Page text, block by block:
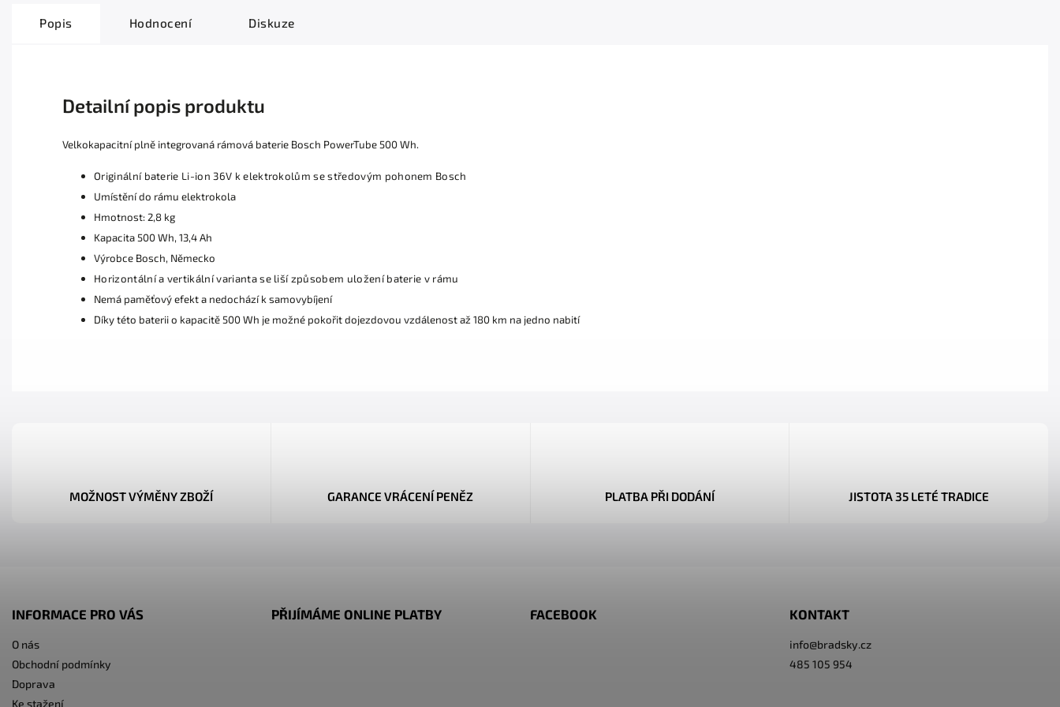
Popis Hodnocení Diskuze
Detailní popis produktu
Velkokapacitní plně integrovaná rámová baterie Bosch PowerTube 500 Wh.
Originální baterie Li-ion 36V k elektrokolům se středovým pohonem Bosch
Umístění do rámu elektrokola
Hmotnost: 2,8 kg
Kapacita 500 Wh, 13,4 Ah
Výrobce Bosch, Německo
Horizontální a vertikální varianta se liší způsobem uložení baterie v rámu
Nemá paměťový efekt a nedochází k samovybíjení
Díky této baterii o kapacitě 500 Wh je možné pokořit dojezdovou vzdálenost až 180 km na jedno nabití
MOŽNOST VÝMĚNY ZBOŽÍ GARANCE VRÁCENÍ PENĚZ PLATBA PŘI DODÁNÍ JISTOTA 35 LETÉ TRADICE
INFORMACE PRO VÁS
O nás
Obchodní podmínky
Doprava
Ke stažení
PŘIJÍMÁME ONLINE PLATBY FACEBOOK KONTAKT
info@bradsky.cz
485 105 954